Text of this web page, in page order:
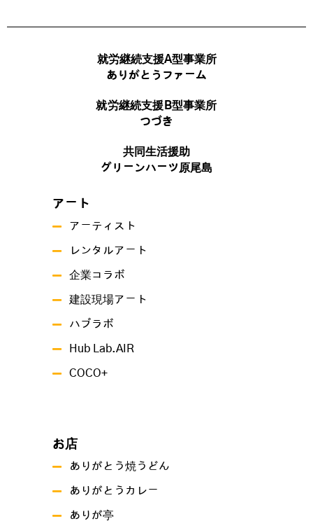
就労継続支援A型事業所
ありがとうファーム
就労継続支援B型事業所
つづき
共同生活援助
グリーンハーツ原尾島
アート
アーティスト
レンタルアート
企業コラボ
建設現場アート
ハブラボ
Hub Lab.AIR
COCO+
お店
ありがとう焼うどん
ありがとうカレー
ありが亭